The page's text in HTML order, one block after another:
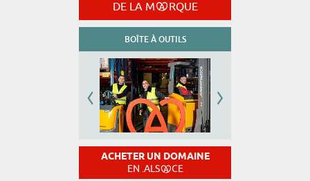
DE LA M RQUE
BOÎTE À OUTILS
ACHETER UN DOMAINE
EN .ALS CE